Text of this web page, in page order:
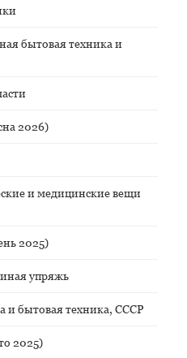
бытовая техника и
2026)
и медицинские вещи
2025)
упряжь
и бытовая техника, СССР
2025)